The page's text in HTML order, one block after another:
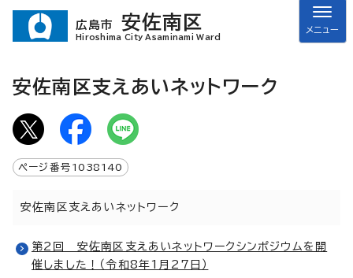
広島市 安佐南区
Hiroshima City Asaminami Ward
メニュー
安佐南区支えあいネットワーク
ページ番号 1038140
安佐南区支えあいネットワーク
第2回 安佐南区支えあいネットワークシンポジウムを開
催しました！（令和8年1月27日）